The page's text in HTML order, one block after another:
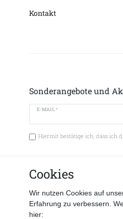
Kontakt
Sonderangebote und
E-MAIL *
Hiermit bestätige ich, dass ich
Cookies
Wir nutzen Cookies auf
Erfahrung zu verbessern.
hier: